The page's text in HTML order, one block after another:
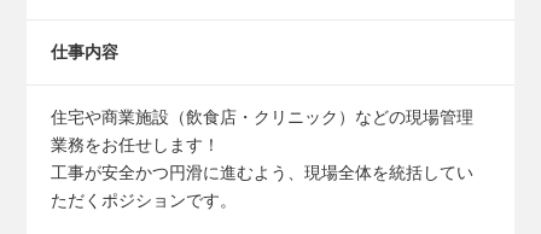
仕事内容
住宅や商業施設（飲⾷店・クリニック）などの現場管理
業務をお任せします！
工事が安全かつ円滑に進むよう、現場全体を統括してい
ただくポジションです。